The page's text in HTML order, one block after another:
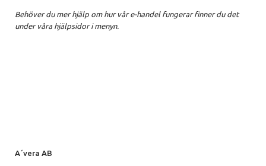
Behöver du mer hjälp om hur vår e-handel fungerar finner du det
under våra hjälpsidor i menyn.
A´vera AB